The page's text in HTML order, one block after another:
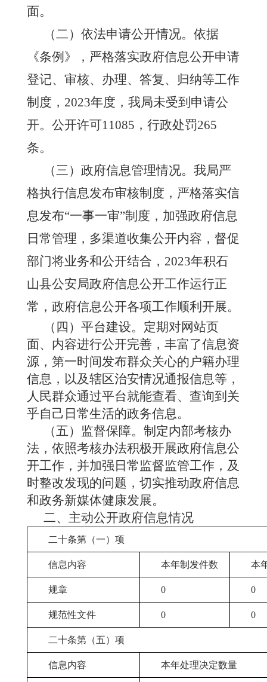
面。
（二） 依法申请公开情况。 依据
《条例》，严格落实政府信息公开申请
登记、审核、办理、答复、归纳等工作
制度， 2023年度，我局未受到申请公
开。 公开许可11085， 行政处罚265
条。
（三）政府信息管理情况。 我局严
格执行信息发布审核制度，严格落实信
息发布“一事一审”制度，加强政府信息
日常管理，多渠道收集公开内容，督促
部门将业务和公开结合，2023年积石
山县公安局政府信息公开工作运行正
常，政府信息公开各项工作顺利开展。
（四）平台建设。 定期对网站页
面、内容进行公开完善，丰富了信息资
源，第一时间发布群众关心的户籍办理
信息，以及辖区治安情况通报信息等，
人民群众通过平台就能查看、查询到关
乎自己日常生活的政务信息。
（五）监督保障。 制定内部考核办
法，依照考核办法积极开展政府信息公
开工作，并加强日常监督监管工作，及
时整改发现的问题，切实推动政府信息
和政务新媒体健康发展。
二、主动公开政府信息情况
二十条第（一）项
信息内容 本年制发件数 本
规章 0 0
规范性文件 0 0
二十条第（五）项
信息内容 本年处理决定数量